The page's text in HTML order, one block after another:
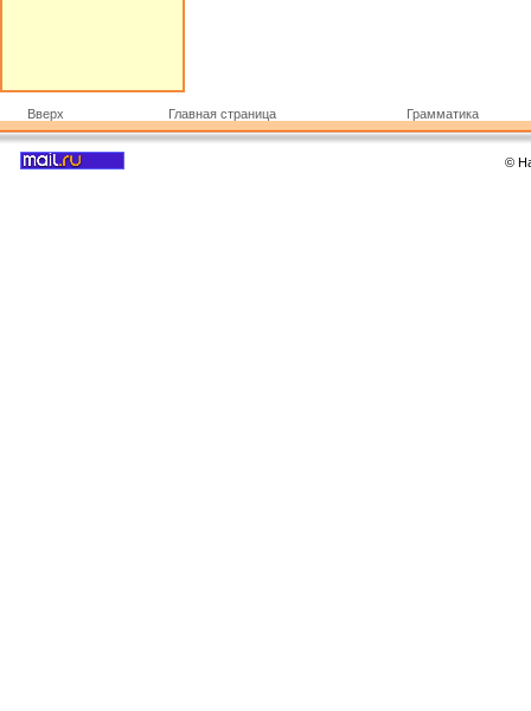
Вверх Главная страница Грамматика
©